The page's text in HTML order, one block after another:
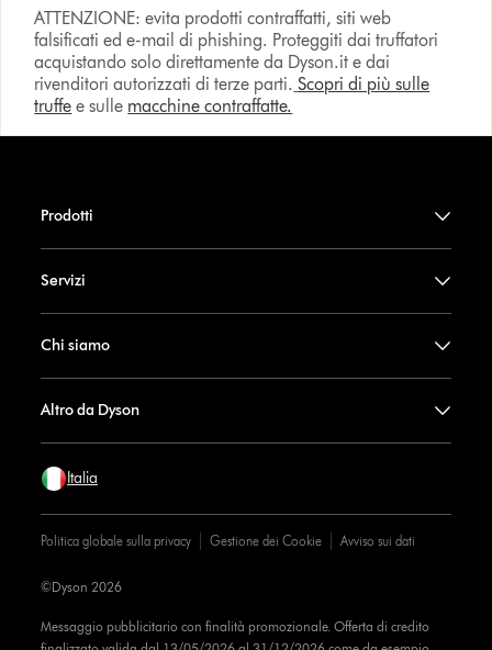
ATTENZIONE: evita prodotti contraffatti, siti web
falsificati ed e-mail di phishing. Proteggiti dai truffatori
acquistando solo direttamente da Dyson.it e dai
rivenditori autorizzati di terze parti. Scopri di più sulle
truffe e sulle macchine contraffatte.
Prodotti
Servizi
Chi siamo
Altro da Dyson
Italia
Politica globale sulla privacy Gestione dei Cookie Avviso sui dati
Messaggio pubblicitario con finalità promozionale. Offerta di credito
©Dyson 2026